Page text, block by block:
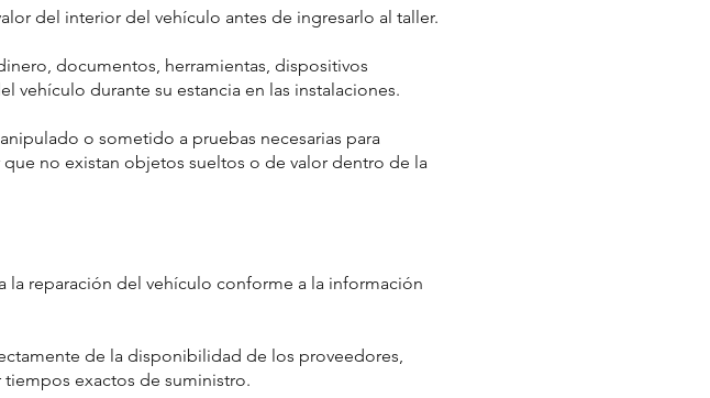
del interior del vehículo antes de ingresarlo al taller.
documentos, herramientas, dispositivos
durante su estancia en las instalaciones.
o sometido a pruebas necesarias para
no existan objetos sueltos o de valor dentro de la
la reparación del vehículo conforme a la información
de la disponibilidad de los proveedores,
exactos de suministro.